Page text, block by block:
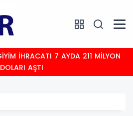
DOLARI AŞTI